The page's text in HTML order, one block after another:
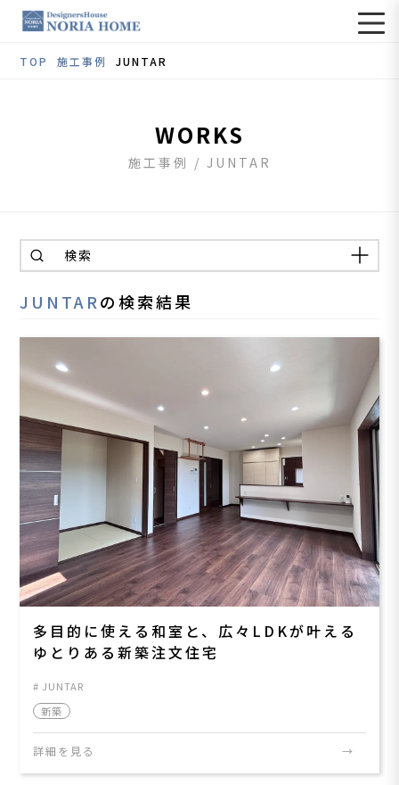
TOP 施工事例 JUNTAR
WORKS
施工事例 / JUNTAR
検索
JUNTARの検索結果
多目的に使える和室と、広々LDKが叶える
ゆとりある新築注文住宅
JUNTAR
新築
詳細を見る